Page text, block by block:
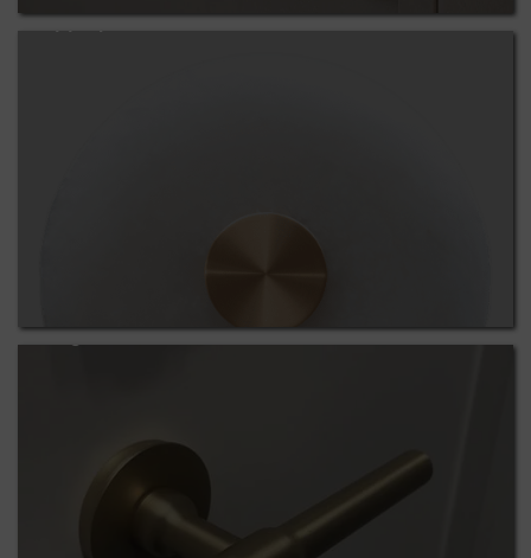
Applique murale laiton
Poignée laiton